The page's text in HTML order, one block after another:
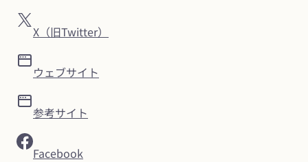
X（旧Twitter）
ウェブサイト
参考サイト
Facebook